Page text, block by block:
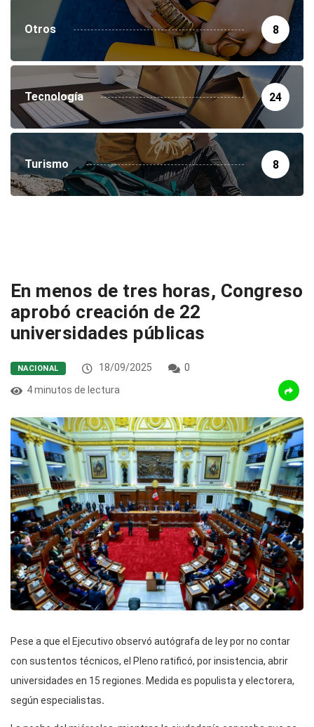
Otros 8
Tecnología 24
Turismo 8
En menos de tres horas, Congreso
aprobó creación de 22
universidades públicas
NACIONAL 18/09/2025
0
4 minutos de lectura
Pese a que el Ejecutivo observó autógrafa de ley por no contar
con sustentos técnicos, el Pleno ratificó, por insistencia, abrir
universidades en 15 regiones. Medida es populista y electorera,
según especialistas.